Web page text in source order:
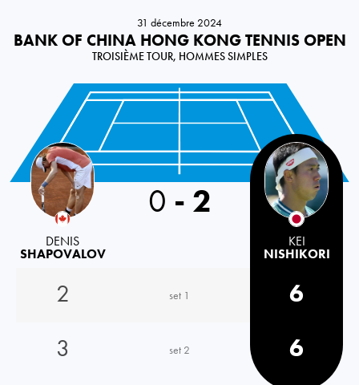
31 décembre 2024
BANK OF CHINA HONG KONG TENNIS OPEN
TROISIÈME TOUR, HOMMES SIMPLES
Canada
DENIS
SHAPOVALOV
0 - 2
KEI
NISHIKORI
2 set 1
6
3
set 2 6